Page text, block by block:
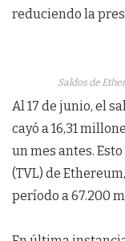
reduciendo la
Saldos de
Al 17 de junio, el
cayó a 16,31
un mes antes.
(TVL) de
período a 67.200